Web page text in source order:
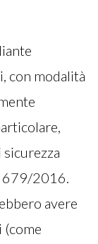
con modalità
sicurezza
679/2016.
avere
(come